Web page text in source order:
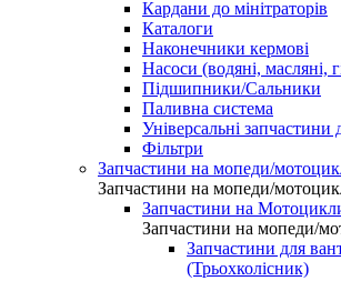
Кардани до мінітраторів
Каталоги
Наконечники кермові
Насоси (водяні, масляні,
Підшипники/Сальники
Паливна система
Універсальні запчастини
Фільтри
Запчастини на мопеди/
Запчастини на мопеди/
Запчастини на
Запчастини на мопеди/
Запчастини для
(Трьохколісник)